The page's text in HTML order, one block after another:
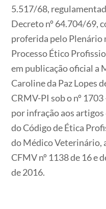
5.517/68,
Decreto nº 64.704/69,
proferida pelo Plenário
Processo Ético
em publicação oficial a
Caroline da Paz Lopes
CRMV-PI sob o nº 1703
por infração aos artigos
do Código de Ética
do Médico Veterinário,
CFMV nº 1138 de 16 e
de 2016.